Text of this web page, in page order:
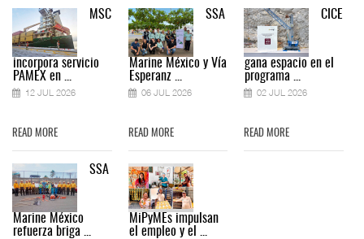
MSC
incorpora servicio
PAMEX en ...
12 JUL 2026
READ MORE
SSA
Marine México
refuerza briga ...
SSA
Marine México y Vía
Esperanz ...
06 JUL 2026
READ MORE
MiPyMEs impulsan
el empleo y el ...
CICE
gana espacio en el
programa ...
02 JUL 2026
READ MORE